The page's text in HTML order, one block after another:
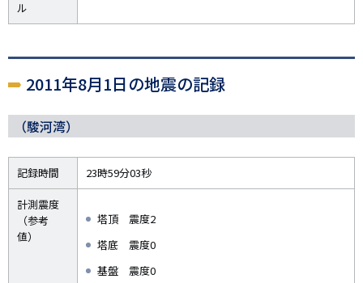
ル
2011年8月1日の地震の記録
（駿河湾）
記録時間 23時59分03秒
計測震度
（参考
値）
塔頂 震度2
塔底 震度0
基盤 震度0